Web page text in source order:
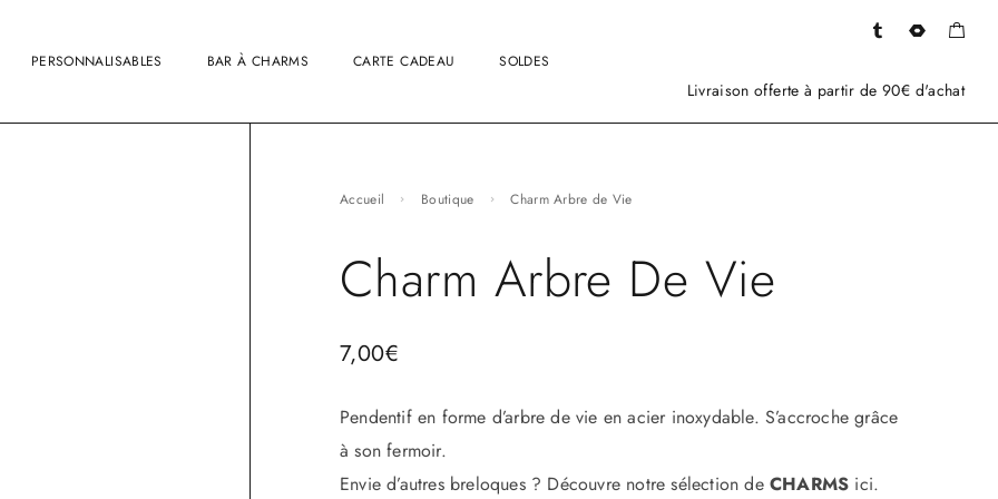
PERSONNALISABLES BAR À CHARMS CARTE CADEAU SOLDES
Livraison offerte à partir de 90€ d'achat
Accueil Boutique Charm Arbre de Vie
Charm Arbre De Vie
7,00€
Pendentif en forme d’arbre de vie en acier inoxydable. S’accroche grâce
à son fermoir.
Envie d’autres breloques ? Découvre notre sélection de CHARMS ici.